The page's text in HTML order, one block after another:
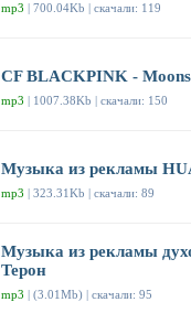
mp3 | 700.04Kb | скачали: 119
CF BLACKPINK -
mp3 | 1007.38Kb | скачали: 150
Музыка из рекламы
mp3 | 323.31Kb | скачали: 89
Музыка из рекламы
Терон
mp3 | (3.01Mb) | скачали: 95